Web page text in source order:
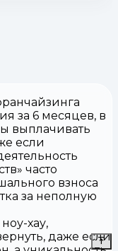
за 6 месяцев, в
выплачивать
если
часто
взноса
за неполную
хау,
даже если